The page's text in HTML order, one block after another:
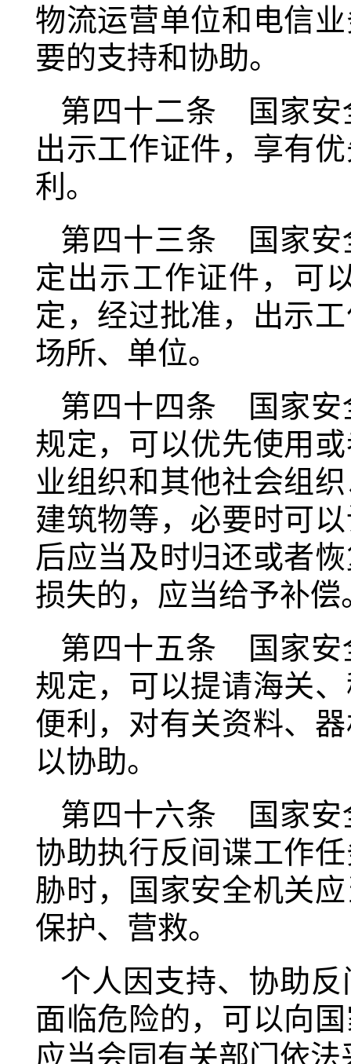
物流运营单位和电信
要的支持和协助。
第四十二条 国家安
出示工作证件，享有
利。
第四十三条 国家安
定出示工作证件，可
定，经过批准，出示
场所、单位。
第四十四条 国家安
规定，可以优先使用
业组织和其他社会组
建筑物等，必要时可
后应当及时归还或者
损失的，应当给予补偿
第四十五条 国家安
规定，可以提请海关
便利，对有关资料、
以协助。
第四十六条 国家安
协助执行反间谍工作
胁时，国家安全机关
保护、营救。
个人因支持、协助
面临危险的，可以向
应当会同有关部门依